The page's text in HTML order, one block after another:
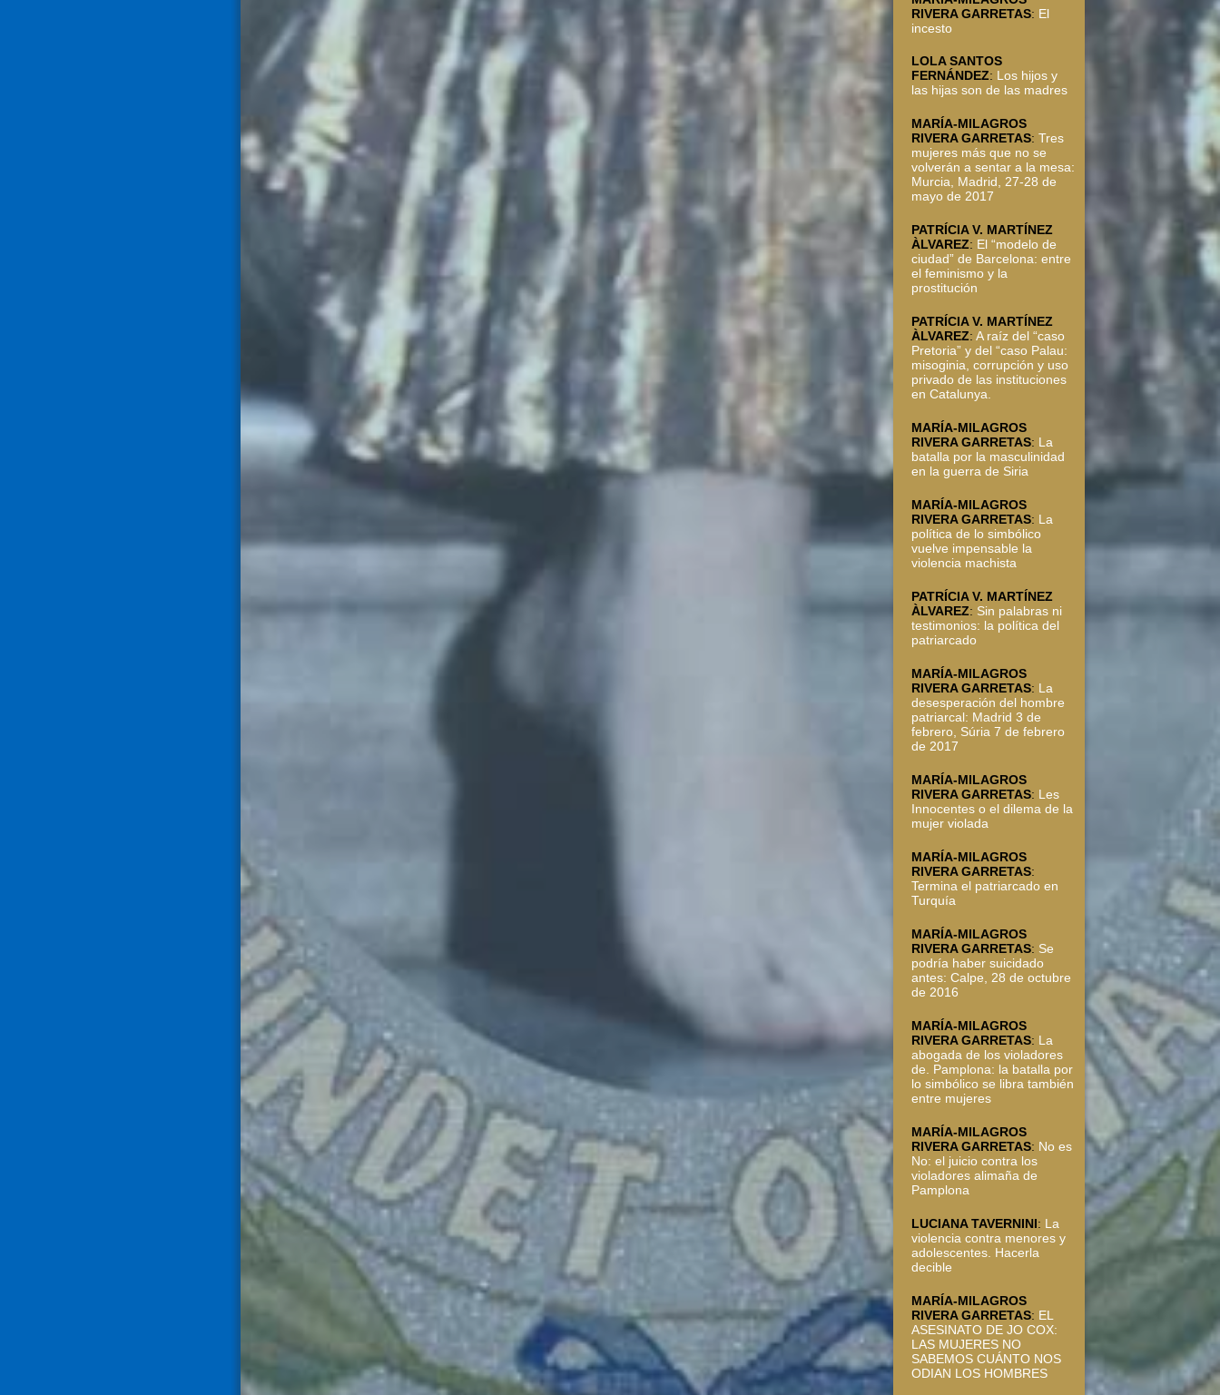
RIVERA GARRETAS: El
incesto
LOLA SANTOS
FERNÁNDEZ: Los hijos y
las hijas son de las madres
MARÍA-MILAGROS
RIVERA GARRETAS:Tres
mujeres más que no se
volverán a sentar a la mesa:
Murcia, Madrid, 27-28 de
mayo de 2017
PATRÍCIA V. MARTÍNEZ
ÀLVAREZ: El “modelo de
ciudad” de Barcelona: entre
el feminismo y la
prostitución
PATRÍCIA V. MARTÍNEZ
ÀLVAREZ:A raíz del “caso
Pretoria” y del “caso Palau:
misoginia, corrupción y uso
privado de las instituciones
en Catalunya.
MARÍA-MILAGROS
RIVERA GARRETAS: La
batalla por la masculinidad
en la guerra de Siria
MARÍA-MILAGROS
RIVERA GARRETAS: La
política de lo simbólico
vuelve impensable la
violencia machista
PATRÍCIA V. MARTÍNEZ
ÀLVAREZ: Sin palabras ni
testimonios: la política del
patriarcado
MARÍA-MILAGROS
RIVERA GARRETAS: La
desesperación del hombre
patriarcal: Madrid 3 de
febrero, Súria 7 de febrero
de 2017
MARÍA-MILAGROS
RIVERA GARRETAS: Les
Innocentes o el dilema de la
mujer violada
MARÍA-MILAGROS
RIVERA GARRETAS:
Termina el patriarcado en
Turquía
MARÍA-MILAGROS
RIVERA GARRETAS: Se
podría haber suicidado
antes: Calpe, 28 de octubre
de 2016
MARÍA-MILAGROS
RIVERA GARRETAS: La
abogada de los violadores
de. Pamplona: la batalla por
lo simbólico se libra también
entre mujeres
MARÍA-MILAGROS
RIVERA GARRETAS: No es
No: el juicio contra los
violadores alimaña de
Pamplona
LUCIANA TAVERNINI: La
violencia contra menores y
adolescentes. Hacerla
decible
MARÍA-MILAGROS
RIVERA GARRETAS: EL
ASESINATO DE JO COX:
LAS MUJERES NO
SABEMOS CUÁNTO NOS
ODIAN LOS HOMBRES